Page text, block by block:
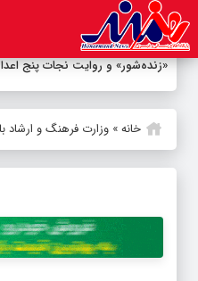
«زنده‌شور» و روایت نجات پنج
خانه» وزارت فرهنگ و ارشاد